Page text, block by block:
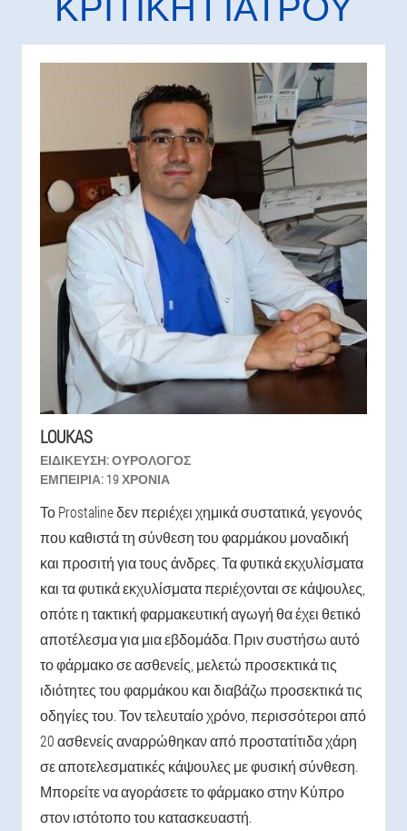
LOUKAS
ΕΙΔΊΚΕΥΣΗ:ΟΥΡΟΛΌΓΟΣ
ΕΜΠΕΙΡΊΑ: 19 ΧΡΌΝΙΑ
Το Prostaline δεν περιέχει χημικά συστατικά, γεγονός
που καθιστά τη σύνθεση του φαρμάκου μοναδική
και προσιτή για τους άνδρες. Τα φυτικά εκχυλίσματα
και τα φυτικά εκχυλίσματα περιέχονται σε κάψουλες,
οπότε η τακτική φαρμακευτική αγωγή θα έχει θετικό
αποτέλεσμα για μια εβδομάδα. Πριν συστήσω αυτό
το φάρμακο σε ασθενείς, μελετώ προσεκτικά τις
ιδιότητες του φαρμάκου και διαβάζω προσεκτικά τις
οδηγίες του. Τον τελευταίο χρόνο, περισσότεροι από
20 ασθενείς αναρρώθηκαν από προστατίτιδα χάρη
σε αποτελεσματικές κάψουλες με φυσική σύνθεση.
Μπορείτε να αγοράσετε το φάρμακο στην Κύπρο
στον ιστότοπο του κατασκευαστή.